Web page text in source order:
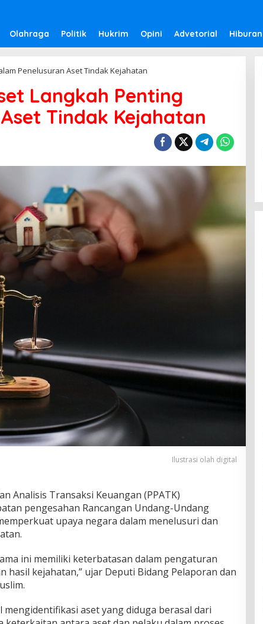
Olahraga Politik Hukrim Opini Advetorial Hiburan
Penelusuran Aset Tindak Kejahatan
Langkah Penting
Tindak Kejahatan
Ilustrasi olah digital
Analisis Transaksi Keuangan (PPATK)
pengesahan Rancangan Undang-Undang
upaya negara dalam menelusuri dan
ini memiliki keterbatasan dalam pengaturan
hasil kejahatan,” ujar Deputi Bidang Pelaporan dan
mengidentifikasi aset yang diduga berasal dari